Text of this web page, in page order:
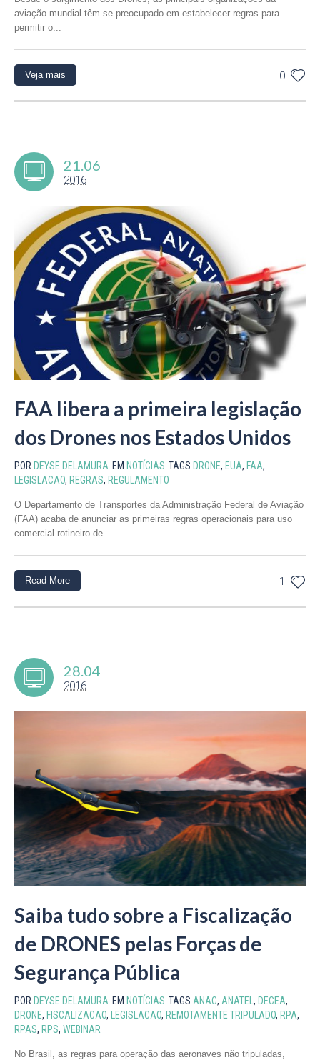
aviação mundial têm se preocupado em estabelecer regras para
permitir o...
0
Veja mais
21.06
2016
FAA libera a primeira legislação
dos Drones nos Estados Unidos
POR DEYSE DELAMURA EM NOTÍCIAS TAGS DRONE, EUA, FAA,
LEGISLACAO, REGRAS, REGULAMENTO
O Departamento de Transportes da Administração Federal de Aviação
(FAA) acaba de anunciar as primeiras regras operacionais para uso
comercial rotineiro de...
1
Read More
28.04
2016
Saiba tudo sobre a Fiscalização
de DRONES pelas Forças de
Segurança Pública
POR DEYSE DELAMURA EM NOTÍCIAS TAGS ANAC, ANATEL , DECEA,
DRONE, FISCALIZACAO, LEGISLACAO, REMOTAMENTE TRIPULADO, RPA,
RPAS, RPS, WEBINAR
No Brasil, as regras para operação das aeronaves não tripuladas,